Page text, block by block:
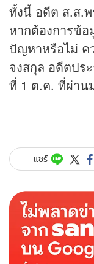
ทั้งนี้ อดีต ส.ส.
หากต้องการข้
ปัญหาหรือไม่ ค
จงสกุล อดีตปร
ที่ 1 ต.ค. ที่ผ่าน
แชร์